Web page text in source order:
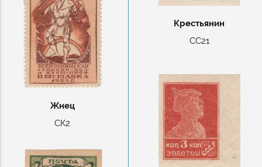
Жнец
СК2
Крестьянин
СС21